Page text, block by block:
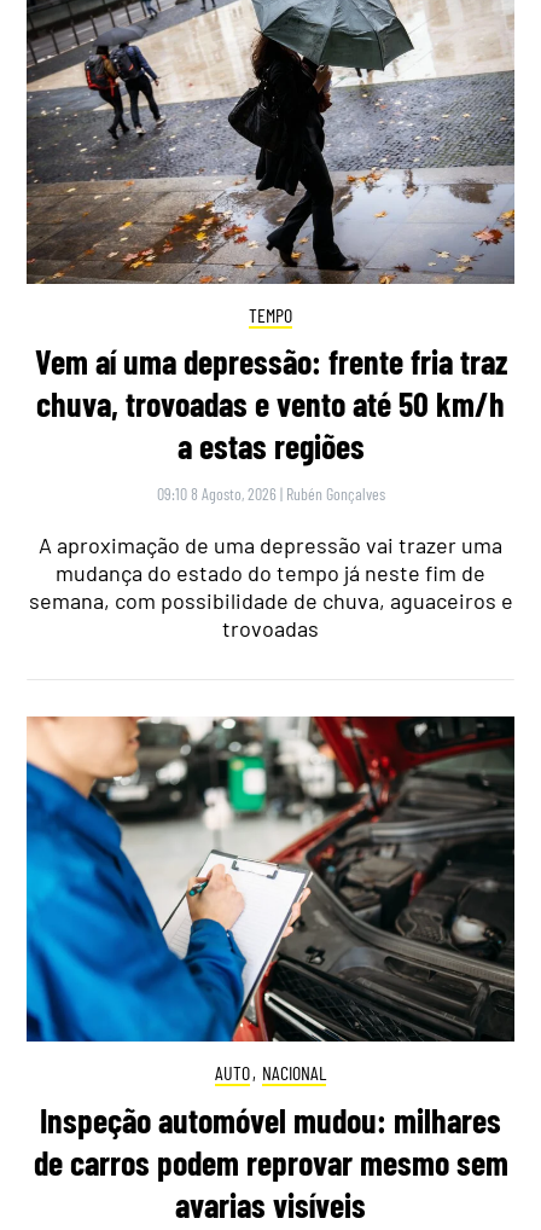
TEMPO
Vem aí uma depressão: frente fria traz
chuva, trovoadas e vento até 50 km/h
a estas regiões
09:10 8 Agosto, 2026 | Rubén Gonçalves
A aproximação de uma depressão vai trazer uma
mudança do estado do tempo já neste fim de
semana, com possibilidade de chuva, aguaceiros e
trovoadas
AUTO, NACIONAL
Inspeção automóvel mudou: milhares
de carros podem reprovar mesmo sem
avarias visíveis